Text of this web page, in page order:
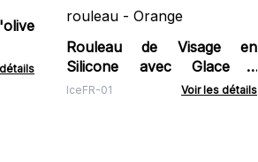
Rouleau de Visage en
Silicone avec Glace -
rouleau - Orange
IceFR-01 Voir les détails